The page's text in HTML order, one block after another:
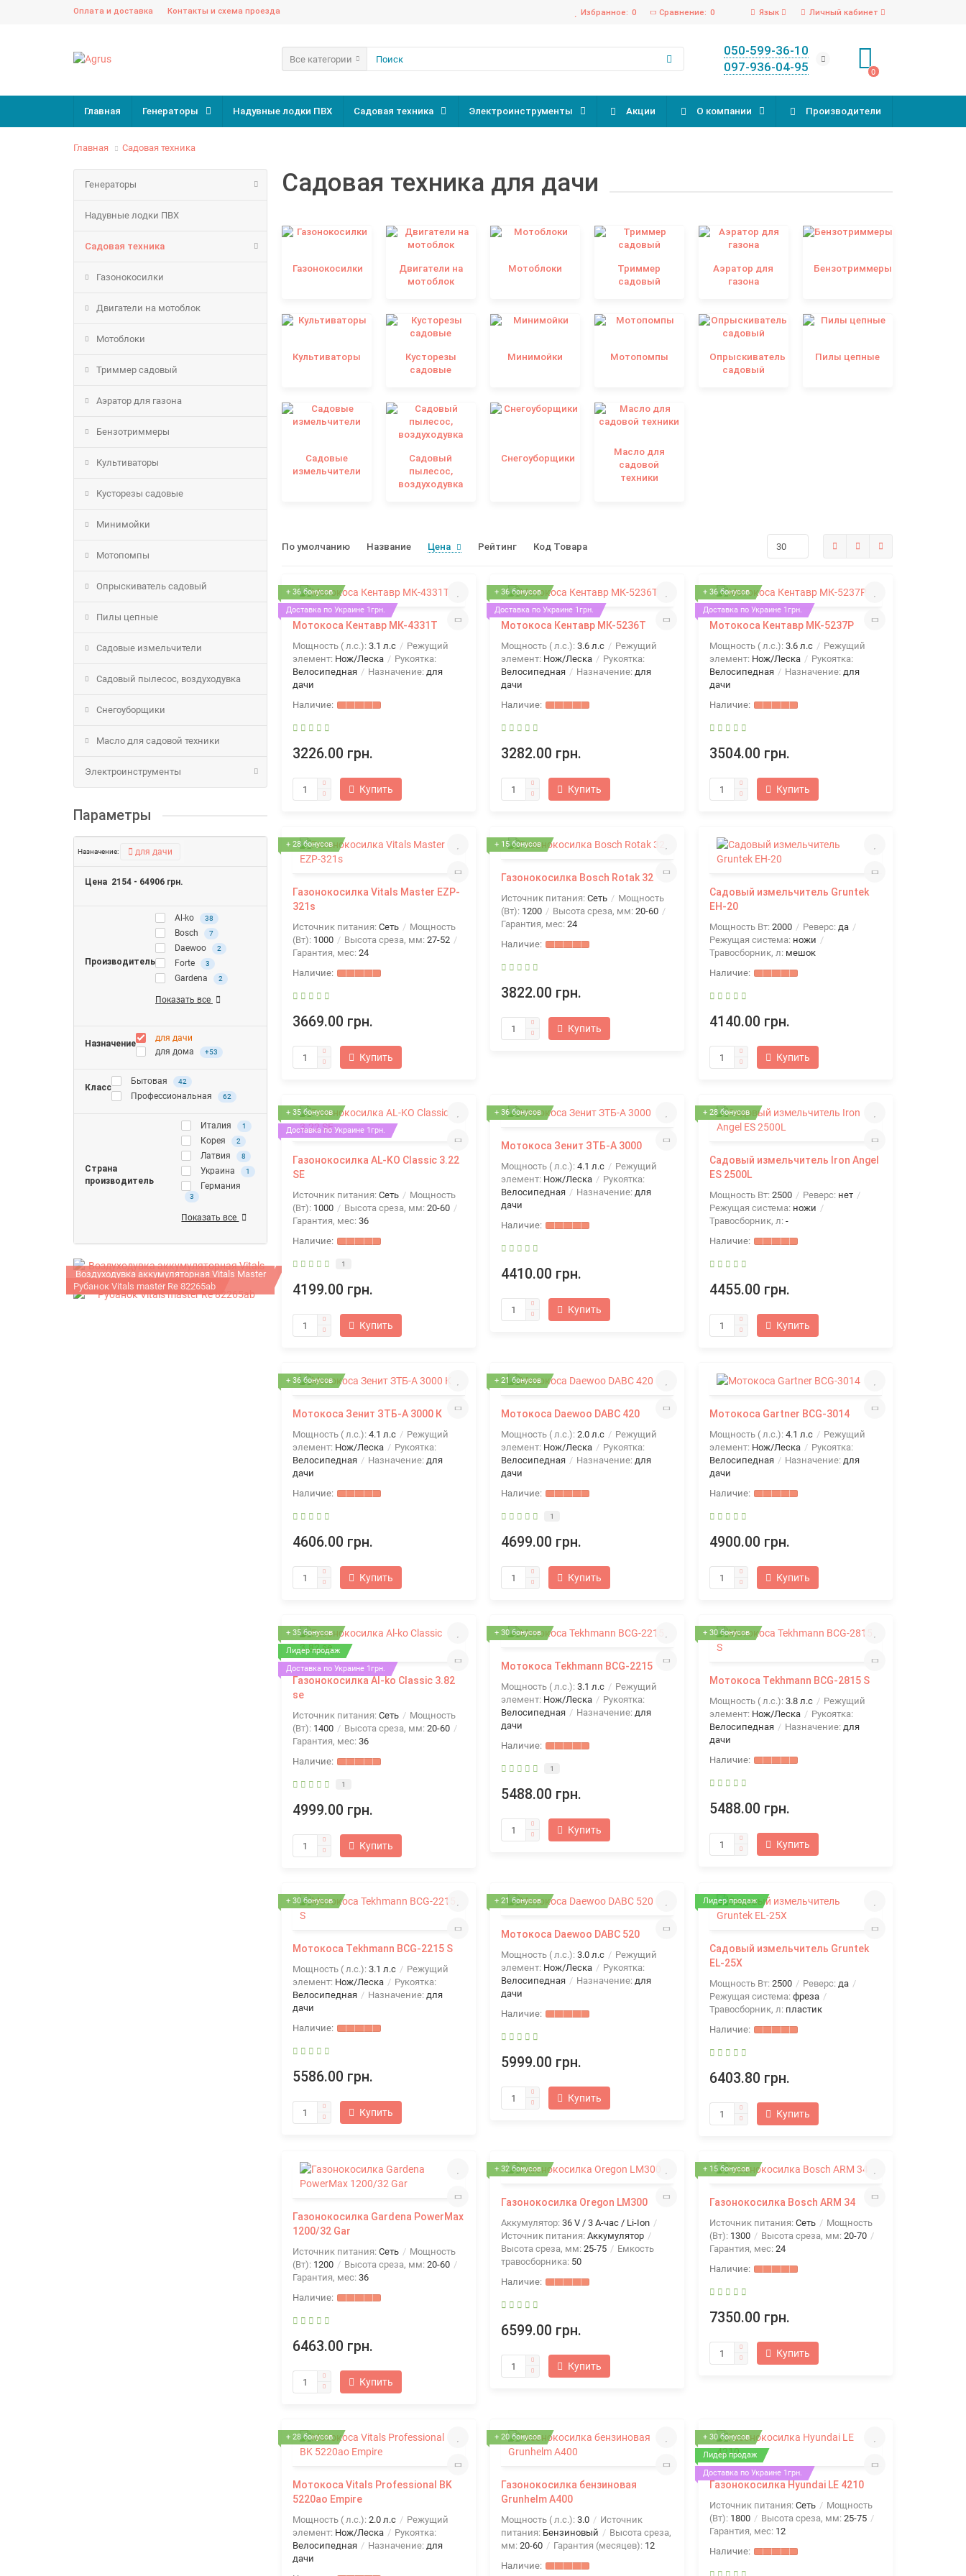
Личный кабинет
Язык
Сравнение: 0
Избранное: 0
Оплата и доставка Контакты и схема проезда
Все категории
050-599-36-10
097-936-04-95
0
Главная Генераторы Надувные лодки ПВХ Садовая техника Электроинструменты Акции О компании Производители
Главная Садовая техника
Генераторы
Надувные лодки ПВХ
Садовая техника
Газонокосилки
Двигатели на мотоблок
Мотоблоки
Триммер садовый
Аэратор для газона
Бензотриммеры
Культиваторы
Кусторезы садовые
Минимойки
Мотопомпы
Опрыскиватель садовый
Пилы цепные
Садовые измельчители
Садовый пылесос, воздуходувка
Снегоуборщики
Масло для садовой техники
Электроинструменты
Параметры
Назначение: для дачи
Цена 2154 - 64906 грн.
Производитель
Al-ko 38
Bosch 7
Daewoo 2
Forte 3
Gardena 2
Показать все
Назначение
для дачи
для дома
+53
Класс
Бытовая 42
Профессиональная 62
Страна
производитель
Италия 1
Корея 2
Латвия 8
Украина 1
Германия
3
Показать все
Воздуходувка аккумуляторная Vitals Master
ALP 1817p
Рубанок Vitals master Re 82265ab
Садовая техника для дачи
Газонокосилки
Двигатели на
мотоблок
Мотоблоки
Триммер
садовый
Аэратор для
газона
Бензотриммеры
Культиваторы
Кусторезы
садовые
Минимойки Мотопомпы
Опрыскиватель
садовый
Пилы цепные
Садовые
измельчители
Садовый
пылесос,
воздуходувка
Снегоуборщики
Масло для
садовой
техники
По умолчанию Название Цена Рейтинг Код Товара
+ 36 бонусов
Доставка по Украине 1грн.
Мотокоса Кентавр МК-4331Т
Мощность ( л.с.): 3.1 л.с
Режущий
элемент: Нож/Леска
Рукоятка:
Велосипедная
Назначение: для
дачи
3226.00 грн.
Купить
+ 36 бонусов
Доставка по Украине 1грн.
Мотокоса Кентавр МК-5236Т
Мощность ( л.с.): 3.6 л.с
Режущий
элемент: Нож/Леска
Рукоятка:
Велосипедная
Назначение: для
дачи
3282.00 грн.
Купить
+ 36 бонусов
Доставка по Украине 1грн.
Мотокоса Кентавр МК-5237P
Мощность ( л.с.): 3.6 л.с
Режущий
элемент: Нож/Леска
Рукоятка:
Велосипедная
Назначение: для
дачи
3504.00 грн.
Купить
+ 28 бонусов
Газонокосилка Vitals Master EZP-
321s
Источник питания: Сеть
Мощность
(Вт): 1000 Высота среза, мм: 27-52
Гарантия, мес: 24
3669.00 грн.
Купить
+ 15 бонусов
Газонокосилка Bosch Rotak 32
Источник питания: Сеть
Мощность
(Вт): 1200 Высота среза, мм: 20-60
Гарантия, мес: 24
3822.00 грн.
Купить
Садовый измельчитель Gruntek
EH-20
Мощность Вт: 2000 Реверс: да
Режущая система: ножи
Травосборник, л: мешок
4140.00 грн.
Купить
+ 35 бонусов
Доставка по Украине 1грн.
Газонокосилка AL-KO Classic 3.22
SE
Источник питания: Сеть
Мощность
(Вт): 1000 Высота среза, мм: 20-60
Гарантия, мес: 36
1
4199.00 грн.
Купить
+ 36 бонусов
Мотокоса Зенит ЗТБ-А 3000
Мощность ( л.с.): 4.1 л.с
Режущий
элемент: Нож/Леска
Рукоятка:
Велосипедная
Назначение: для
дачи
4410.00 грн.
Купить
+ 28 бонусов
Садовый измельчитель Iron Angel
ES 2500L
Мощность Вт: 2500 Реверс: нет
Режущая система: ножи
Травосборник, л: -
4455.00 грн.
Купить
+ 36 бонусов
Мотокоса Зенит ЗТБ-А 3000 К
Мощность ( л.с.): 4.1 л.с
Режущий
элемент: Нож/Леска
Рукоятка:
Велосипедная
Назначение: для
дачи
4606.00 грн.
Купить
+ 21 бонусов
Мотокоса Daewoo DABC 420
Мощность ( л.с.): 2.0 л.с
Режущий
элемент: Нож/Леска
Рукоятка:
Велосипедная
Назначение: для
дачи
1
4699.00 грн.
Купить
Мотокоса Gartner BCG-3014
Мощность ( л.с.): 4.1 л.с
Режущий
элемент: Нож/Леска
Рукоятка:
Велосипедная
Назначение: для
дачи
4900.00 грн.
Купить
+ 35 бонусов
Лидер продаж
Доставка по Украине 1грн.
Газонокосилка Al-ko Classic 3.82
se
Источник питания: Сеть
Мощность
(Вт): 1400 Высота среза, мм: 20-60
Гарантия, мес: 36
1
4999.00 грн.
Купить
+ 30 бонусов
Мотокоса Tekhmann BCG-2215
Мощность ( л.с.): 3.1 л.с
Режущий
элемент: Нож/Леска
Рукоятка:
Велосипедная
Назначение: для
дачи
1
5488.00 грн.
Купить
+ 30 бонусов
Мотокоса Tekhmann BCG-2815 S
Мощность ( л.с.): 3.8 л.с
Режущий
элемент: Нож/Леска
Рукоятка:
Велосипедная
Назначение: для
дачи
5488.00 грн.
Купить
+ 30 бонусов
Мотокоса Tekhmann BCG-2215 S
Мощность ( л.с.): 3.1 л.с
Режущий
элемент: Нож/Леска
Рукоятка:
Велосипедная
Назначение: для
дачи
5586.00 грн.
Купить
+ 21 бонусов
Мотокоса Daewoo DABC 520
Мощность ( л.с.): 3.0 л.с
Режущий
элемент: Нож/Леска
Рукоятка:
Велосипедная
Назначение: для
дачи
5999.00 грн.
Купить
Лидер продаж
Садовый измельчитель Gruntek
EL-25Х
Мощность Вт: 2500 Реверс: да
Режущая система: фреза
Травосборник, л: пластик
6403.80 грн.
Купить
Газонокосилка Gardena PowerMax
1200/32 Gar
Источник питания: Сеть
Мощность
(Вт): 1200 Высота среза, мм: 20-60
Гарантия, мес: 36
6463.00 грн.
Купить
+ 32 бонусов
Газонокосилка Oregon LM300
Аккумулятор: 36 V / 3 А-час / Li-Ion
Источник питания: Аккумулятор
Высота среза, мм: 25-75
Емкость
травосборника: 50
6599.00 грн.
Купить
+ 15 бонусов
Газонокосилка Bosch ARM 34
Источник питания: Сеть
Мощность
(Вт): 1300 Высота среза, мм: 20-70
Гарантия, мес: 24
7350.00 грн.
Купить
+ 28 бонусов
Мотокоса Vitals Professional BK
5220ao Empire
Мощность ( л.с.): 2.0 л.с
Режущий
элемент: Нож/Леска
Рукоятка:
Велосипедная
Назначение: для
дачи
+ 20 бонусов
Газонокосилка бензиновая
Grunhelm А400
Мощность ( л.с.): 3.0
Источник
питания: Бензиновый
Высота среза,
мм: 20-60 Гарантия (месяцев): 12
+ 30 бонусов
Лидер продаж
Доставка по Украине 1грн.
Газонокосилка Hyundai LE 4210
Источник питания: Сеть
Мощность
(Вт): 1800 Высота среза, мм: 25-75
Гарантия, мес: 12